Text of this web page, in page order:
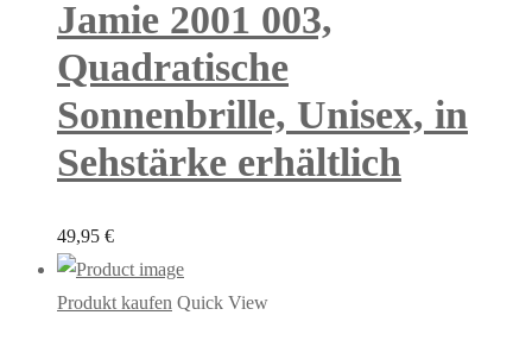
Jamie 2001 003,
Quadratische
Sonnenbrille, Unisex, in
Sehstärke erhältlich
49,95 €
Produkt kaufen Quick View